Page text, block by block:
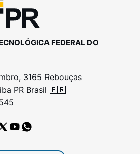
FEDERAL DO
3165 Rebouças
PR Brasil 🇧🇷